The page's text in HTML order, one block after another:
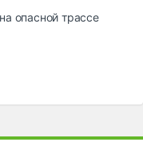
опасной трассе